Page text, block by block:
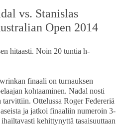
vs. Stanislas
Open 2014
hitaasti. Noin 20 tuntia h-
finaali on turnauksen
kohtaaminen. Nadal nosti
Ottelussa Roger Federeriä
ja jatkoi finaaliin numeroin 3-
kehittynyttä tasaisuuttaan